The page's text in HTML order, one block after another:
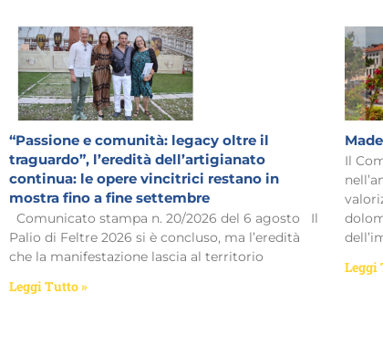
“Passione e comunità: legacy oltre il
traguardo”, l’eredità dell’artigianato
continua: le opere vincitrici restano in
mostra fino a fine settembre
Comunicato stampa n. 20/2026 del 6 agosto Il
Palio di Feltre 2026 si è concluso, ma l’eredità
che la manifestazione lascia al territorio
Leggi Tutto »
Il
Leggi